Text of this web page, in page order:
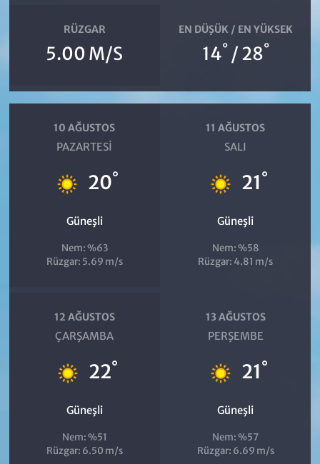
RÜZGAR
5.00 M/S
EN DÜŞÜK / EN YÜKSEK
14° / 28°
10 AĞUSTOS
PAZARTESI
20°
Güneşli
Nem: %63
Rüzgar: 5.69 m/s
11 AĞUSTOS
SALI
21°
Güneşli
Nem: %58
Rüzgar: 4.81 m/s
12 AĞUSTOS
ÇARŞAMBA
22°
Güneşli
Nem: %51
Rüzgar: 6.50 m/s
13 AĞUSTOS
PERŞEMBE
21°
Güneşli
Nem: %57
Rüzgar: 6.69 m/s